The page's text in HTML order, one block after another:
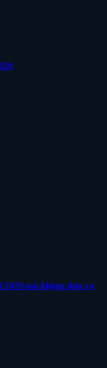
mà không đưa ra